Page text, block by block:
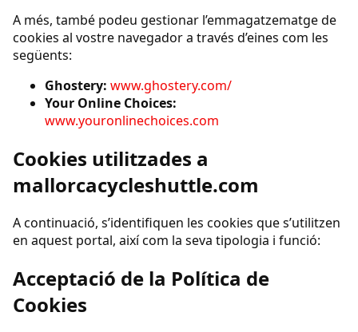
A més, també podeu gestionar l’emmagatzematge de
cookies al vostre navegador a través d’eines com les
següents:
Ghostery: www.ghostery.com/
Your Online Choices:
www.youronlinechoices.com
Cookies utilitzades a
mallorcacycleshuttle.com
A continuació, s’identifiquen les cookies que s’utilitzen
en aquest portal, així com la seva tipologia i funció:
Acceptació de la Política de
Cookies